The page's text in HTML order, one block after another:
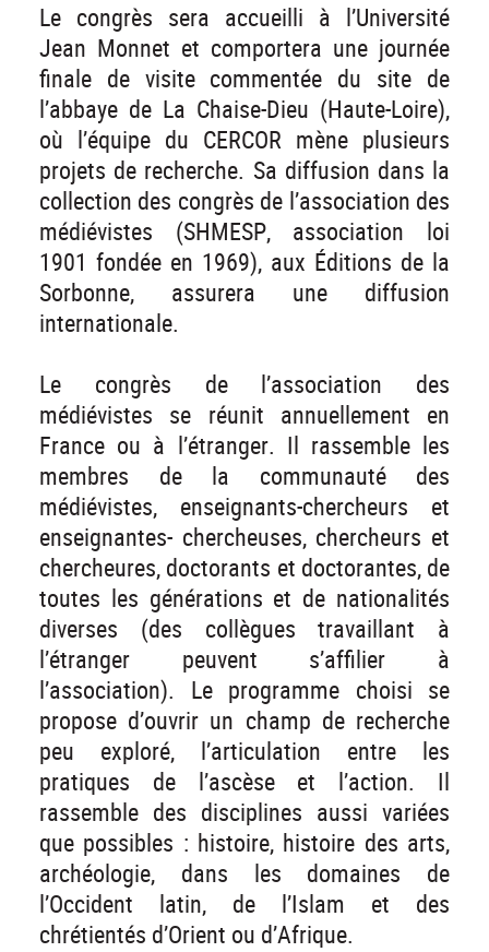
Le congrès sera accueilli à l’Université
Jean Monnet et comportera une journée
finale de visite commentée du site de
l’abbaye de La Chaise-Dieu (Haute-Loire),
où l’équipe du CERCOR mène plusieurs
projets de recherche. Sa diffusion dans la
collection des congrès de l’association des
médiévistes (SHMESP, association loi
1901 fondée en 1969), aux Éditions de la
Sorbonne, assurera une diffusion
internationale.
Le congrès de l’association des
médiévistes se réunit annuellement en
France ou à l’étranger. Il rassemble les
membres de la communauté des
médiévistes, enseignants-chercheurs et
enseignantes- chercheuses, chercheurs et
chercheures, doctorants et doctorantes, de
toutes les générations et de nationalités
diverses (des collègues travaillant à
l’étranger peuvent s’affilier à
l’association). Le programme choisi se
propose d’ouvrir un champ de recherche
peu exploré, l’articulation entre les
pratiques de l’ascèse et l’action. Il
rassemble des disciplines aussi variées
que possibles : histoire, histoire des arts,
archéologie, dans les domaines de
l’Occident latin, de l’Islam et des
chrétientés d’Orient ou d’Afrique.